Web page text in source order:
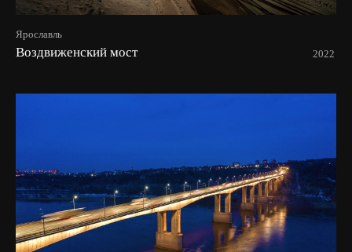
Ярославль
Воздвиженский мост 2022